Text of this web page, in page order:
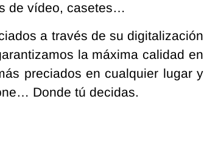
de vídeo, casetes…
a través de su digitalización
la máxima calidad en
preciados en cualquier lugar y
Donde tú decidas.